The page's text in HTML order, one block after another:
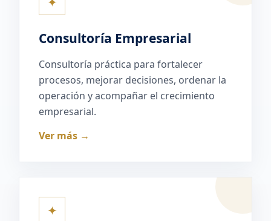
Consultoría Empresarial
Consultoría práctica para fortalecer
procesos, mejorar decisiones, ordenar la
operación y acompañar el crecimiento
empresarial.
Ver más →
✦